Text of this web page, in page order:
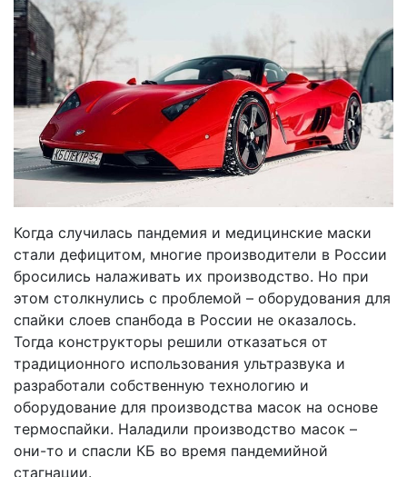
Когда случилась пандемия и медицинские маски
стали дефицитом, многие производители в России
бросились налаживать их производство. Но при
этом столкнулись с проблемой – оборудования для
спайки слоев спанбода в России не оказалось.
Тогда конструкторы решили отказаться от
традиционного использования ультразвука и
разработали собственную технологию и
оборудование для производства масок на основе
термоспайки. Наладили производство масок –
они-то и спасли КБ во время пандемийной
стагнации.